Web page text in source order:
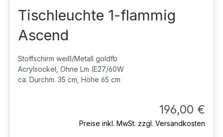
Tischleuchte 1-flammig
Ascend
Stoffschirm weiß/Metall goldfb
Acrylsockel, Ohne Lm (E27/60W
ca. Durchm. 35 cm, Höhe 65 cm
196,00 €
Preise inkl. MwSt. zzgl. Versandkosten